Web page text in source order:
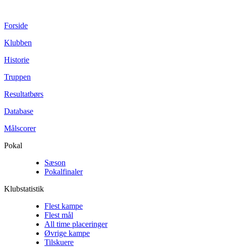
Forside
Klubben
Historie
Truppen
Resultatbørs
Database
Målscorer
Pokal
Sæson
Pokalfinaler
Klubstatistik
Flest kampe
Flest mål
All time placeringer
Øvrige kampe
Tilskuere